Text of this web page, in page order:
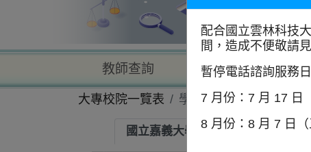
教師查詢 學校查詢
大專校院一覽表 學系資訊
國立嘉義大學-土木與水資源工程學
配合國立雲林科技
間，造成不便敬請
暫停電話諮詢服務
7 月份：7 月 17 日
8 月份：8 月 7 日（